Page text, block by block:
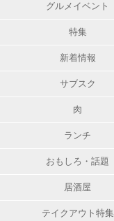
グルメイベント
特集
新着情報
サブスク
肉
ランチ
おもしろ・話題
居酒屋
テイクアウト特集